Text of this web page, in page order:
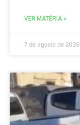
VER MATÉRIA »
7 de agosto de 2026